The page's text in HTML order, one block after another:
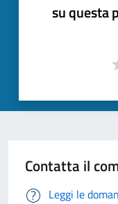
su questa
Contatta il
Leggi le